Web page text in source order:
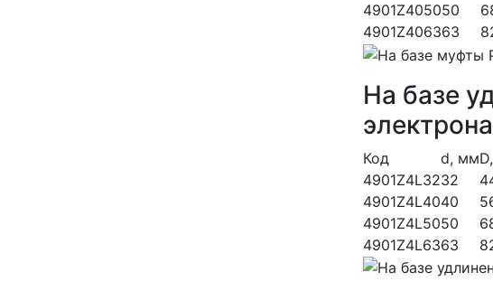
4901Z4050
4901Z4063
50
63
На базе
Код d, мм
4901Z4L32
4901Z4L40
4901Z4L50
4901Z4L63
32
40
50
63